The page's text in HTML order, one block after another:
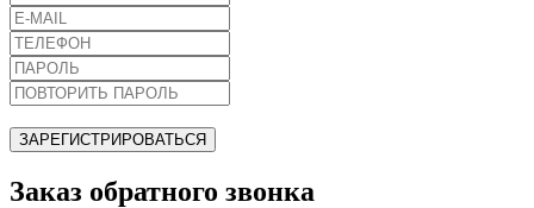
ЗАРЕГИСТРИРОВАТЬСЯ
Заказ обратного звонка